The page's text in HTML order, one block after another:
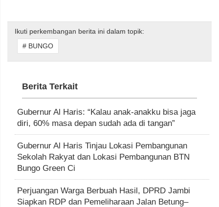
Ikuti perkembangan berita ini dalam topik:
# BUNGO
Berita Terkait
Gubernur Al Haris: “Kalau anak-anakku bisa jaga
diri, 60% masa depan sudah ada di tangan”
Gubernur Al Haris Tinjau Lokasi Pembangunan
Sekolah Rakyat dan Lokasi Pembangunan BTN
Bungo Green Ci
Perjuangan Warga Berbuah Hasil, DPRD Jambi
Siapkan RDP dan Pemeliharaan Jalan Betung–